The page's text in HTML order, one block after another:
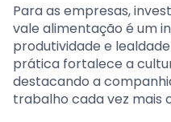
Para as empresas,
vale alimentação é um
produtividade e
prática fortalece a
destacando a
trabalho cada vez mais